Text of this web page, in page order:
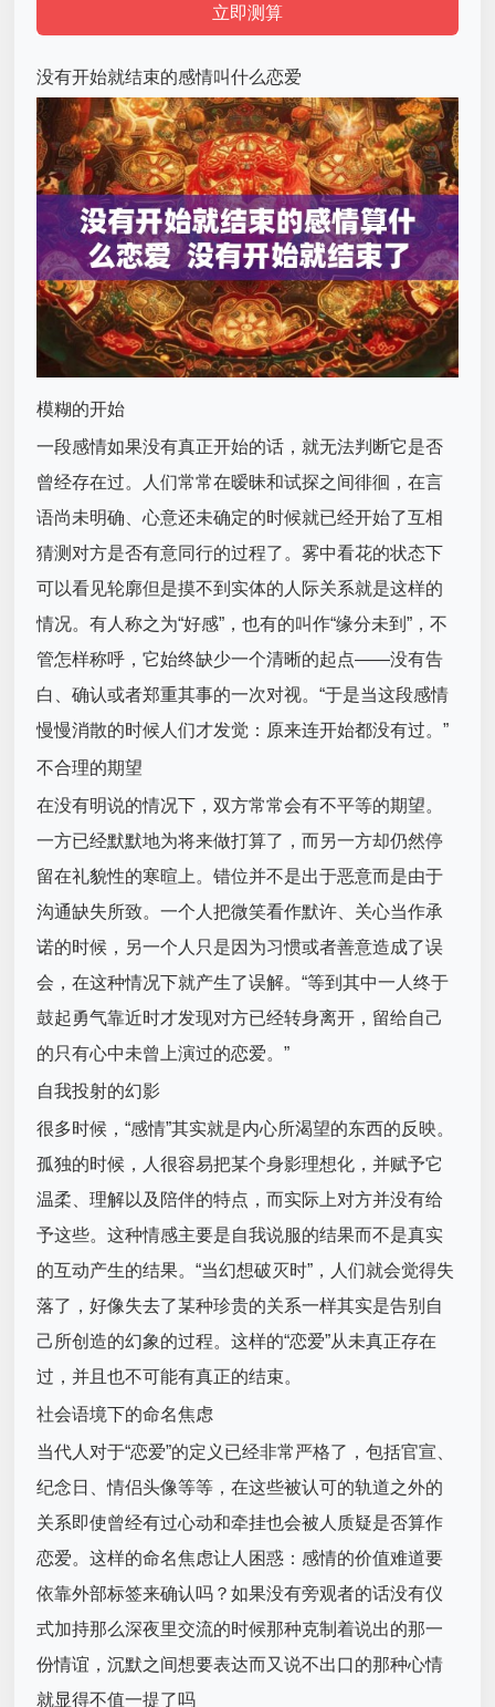
没有开始就结束的感情叫什么恋爱
模糊的开始
一段感情如果没有真正开始的话，就无法判断它是否
曾经存在过。人们常常在暧昧和试探之间徘徊，在言
语尚未明确、心意还未确定的时候就已经开始了互相
猜测对方是否有意同行的过程了。雾中看花的状态下
可以看见轮廓但是摸不到实体的人际关系就是这样的
情况。有人称之为“好感”，也有的叫作“缘分未到”，不
管怎样称呼，它始终缺少一个清晰的起点——没有告
白、确认或者郑重其事的一次对视。“于是当这段感情
慢慢消散的时候人们才发觉：原来连开始都没有过。”
不合理的期望
在没有明说的情况下，双方常常会有不平等的期望。
一方已经默默地为将来做打算了，而另一方却仍然停
留在礼貌性的寒暄上。错位并不是出于恶意而是由于
沟通缺失所致。一个人把微笑看作默许、关心当作承
诺的时候，另一个人只是因为习惯或者善意造成了误
会，在这种情况下就产生了误解。“等到其中一人终于
鼓起勇气靠近时才发现对方已经转身离开，留给自己
的只有心中未曾上演过的恋爱。”
自我投射的幻影
很多时候，“感情”其实就是内心所渴望的东西的反映。
孤独的时候，人很容易把某个身影理想化，并赋予它
温柔、理解以及陪伴的特点，而实际上对方并没有给
予这些。这种情感主要是自我说服的结果而不是真实
的互动产生的结果。“当幻想破灭时”，人们就会觉得失
落了，好像失去了某种珍贵的关系一样其实是告别自
己所创造的幻象的过程。这样的“恋爱”从未真正存在
过，并且也不可能有真正的结束。
社会语境下的命名焦虑
当代人对于“恋爱”的定义已经非常严格了，包括官宣、
纪念日、情侣头像等等，在这些被认可的轨道之外的
关系即使曾经有过心动和牵挂也会被人质疑是否算作
恋爱。这样的命名焦虑让人困惑：感情的价值难道要
依靠外部标签来确认吗？如果没有旁观者的话没有仪
式加持那么深夜里交流的时候那种克制着说出的那一
份情谊，沉默之间想要表达而又说不出口的那种心情
就显得不值一提了吗